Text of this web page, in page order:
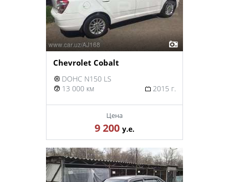
Chevrolet Cobalt
DOHC N150 LS
13 000 км
2015 г.
Цена
9 200 у.е.